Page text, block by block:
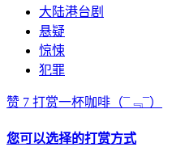
大陆港台剧
悬疑
惊悚
犯罪
赞 7 打赏一杯咖啡 （¯﹃¯）
您可以选择的打赏方式